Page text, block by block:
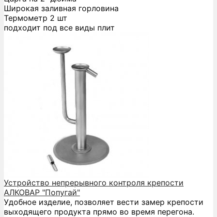
Широкая заливная горловина
Термометр 2 шт
подходит под все виды плит
Устройство непрерывного контроля крепости
АЛКОВАР "Попугай"
Удобное изделие, позволяет вести замер крепости
выходящего продукта прямо во время перегона.